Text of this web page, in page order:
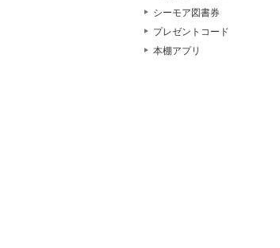
シーモア図書券
プレゼントコード
本棚アプリ